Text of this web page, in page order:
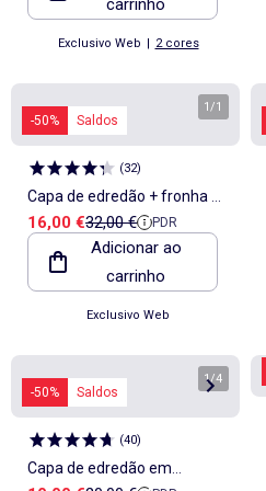
Exclusivo Web | 2 cores
-50% Saldos
1 /1
(32)
Capa de edredão + fronha de
cama com estampado
folhas - Casal
Preço de venda
16,00 €Preço de referência
32,00 € PDR
Adicionar ao
carrinho
Exclusivo Web
-50% Saldos
1/4
(40)
Capa de edredão em